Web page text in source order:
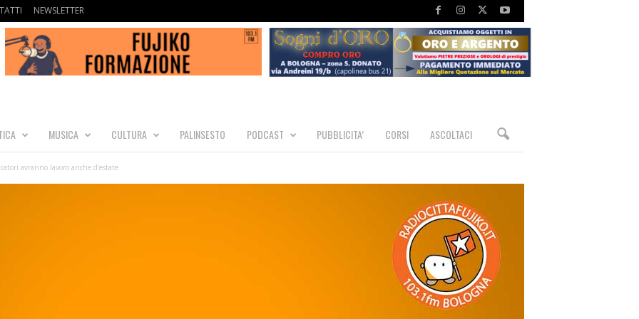
NEWSLETTER
MUSICA CULTURA PALINSESTO PODCAST PUBBLICITA’ CORSI ASCOLTACI
avranno lavoro anche d’estate